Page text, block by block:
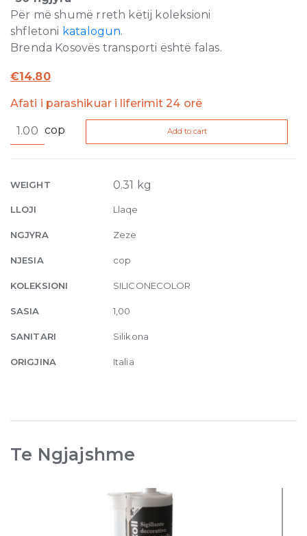
Për më shumë rreth këtij koleksioni
shfletoni katalogun.
Brenda Kosovës transporti është falas.
€14.80
Afati i parashikuar i liferimit 24 orë
Color
quantity
cop Add to cart
WEIGHT 0.31 kg
LLOJI Llaqe
NGJYRA Zeze
NJESIA cop
KOLEKSIONI SILICONECOLOR
SASIA 1,00
SANITARI Silikona
ORIGJINA Italia
Te Ngjajshme